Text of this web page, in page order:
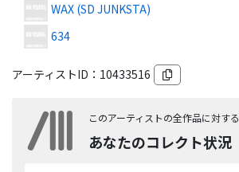
WAX (SD JUNKSTA)
634
アーティストID： 10433516
このアーティストの全作品に対する
あなたのコレクト状況